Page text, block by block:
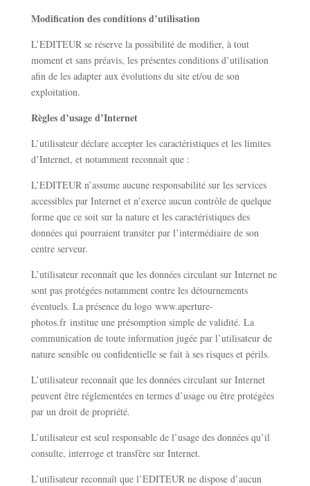
Modification des conditions d’utilisation
L’EDITEUR se réserve la possibilité de modifier, à tout
moment et sans préavis, les présentes conditions d’utilisation
afin de les adapter aux évolutions du site et/ou de son
exploitation.
Règles d’usage d’Internet
L’utilisateur déclare accepter les caractéristiques et les limites
d’Internet, et notamment reconnaît que :
L’EDITEUR n’assume aucune responsabilité sur les services
accessibles par Internet et n’exerce aucun contrôle de quelque
forme que ce soit sur la nature et les caractéristiques des
données qui pourraient transiter par l’intermédiaire de son
centre serveur.
L’utilisateur reconnaît que les données circulant sur Internet ne
sont pas protégées notamment contre les détournements
éventuels. La présence du logo www.aperture-
photos.frinstitue une présomption simple de validité. La
communication de toute information jugée par l’utilisateur de
nature sensible ou confidentielle se fait à ses risques et périls.
L’utilisateur reconnaît que les données circulant sur Internet
peuvent être réglementées en termes d’usage ou être protégées
par un droit de propriété.
L’utilisateur est seul responsable de l’usage des données qu’il
consulte, interroge et transfère sur Internet.
L’utilisateur reconnaît que l’EDITEUR ne dispose d’aucun